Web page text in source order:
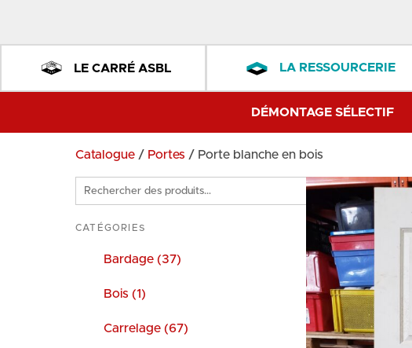
LE CARRÉ ASBL LA RESSOURCERIE
DÉMONTAGE SÉLECTIF
Catalogue / Portes / Porte blanche en bois
Rechercher
des
produits
CATÉGORIES
Bardage (37)
Bois (1)
Carrelage (67)